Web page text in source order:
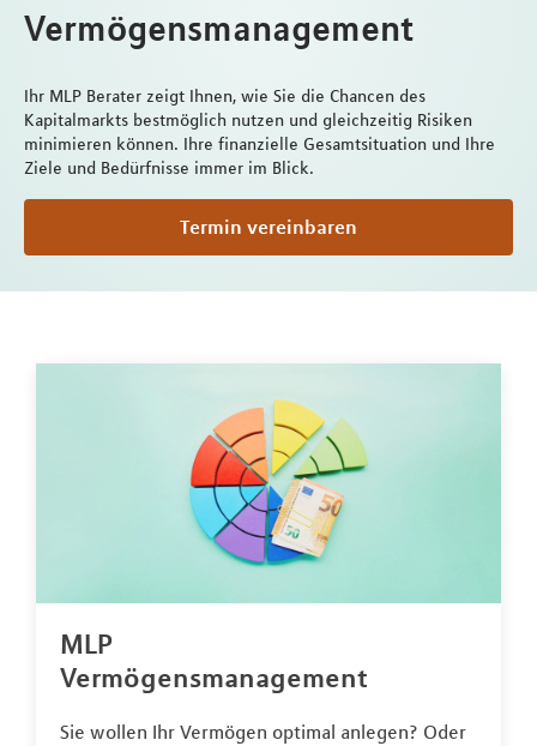
Vermögensmanagement
Ihr MLP Berater zeigt Ihnen, wie Sie die Chancen des
Kapitalmarkts bestmöglich nutzen und gleichzeitig Risiken
minimieren können. Ihre finanzielle Gesamtsituation und Ihre
Ziele und Bedürfnisse immer im Blick.
Termin vereinbaren
MLP
Vermögensmanagement
Sie wollen Ihr Vermögen optimal anlegen? Oder